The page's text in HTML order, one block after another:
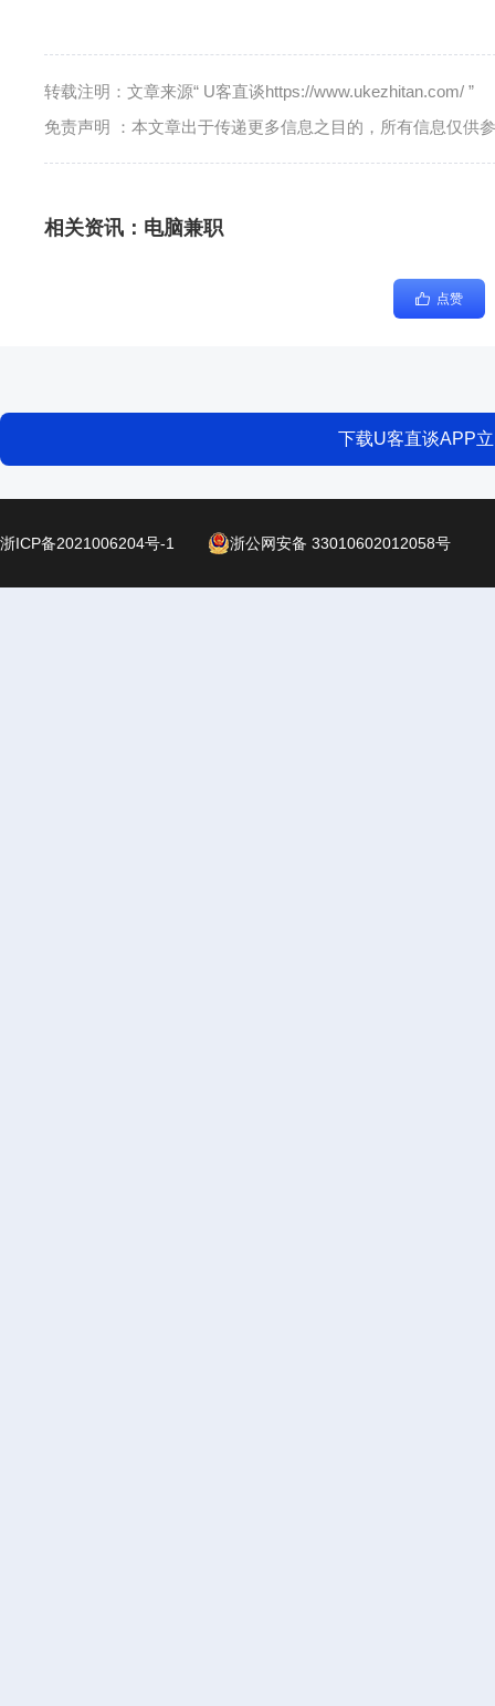
转载注明：文章来源“ U客直谈https://www.ukezhitan.com/ ”
免责声明 ：本文章出于传递更多信息之目的，所有信息仅供
相关资讯： 电脑兼职
点赞
下载U客直谈APP
浙ICP备2021006204号-1 浙公网安备 33010602012058号